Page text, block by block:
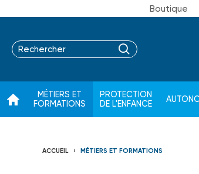
Boutique
MÉTIERS ET
FORMATIONS
PROTECTION
DE L'ENFANCE
ACCUEIL MÉTIERS ET FORMATIONS